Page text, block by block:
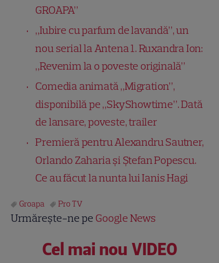
GROAPA”
„Iubire cu parfum de lavandă”, un
nou serial la Antena 1. Ruxandra Ion:
„Revenim la o poveste originală”
Comedia animată „Migration”,
disponibilă pe „SkyShowtime”. Dată
de lansare, poveste, trailer
Premieră pentru Alexandru Sautner,
Orlando Zaharia și Ștefan Popescu.
Ce au făcut la nunta lui Ianis Hagi
Groapa Pro TV
Urmărește-ne pe Google News
Cel mai nou VIDEO